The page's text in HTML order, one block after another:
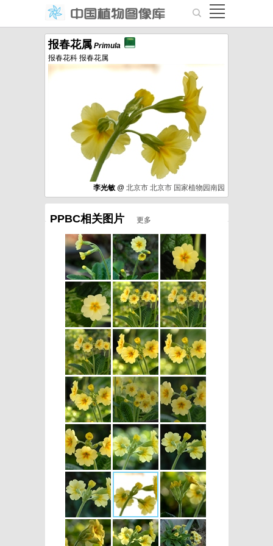
报春花属 Primula
报春花科 报春花属
李光敏 @ 北京市 北京市 国家植物园南园
PPBC相关图片 更多